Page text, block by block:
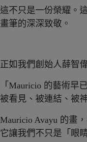
這不只是一份榮耀。
畫筆的深深致敬。
正如我們創始人薛智
「Mauricio 的藝術
被看見、被連結、被
Mauricio Avayu 的畫
它讓我們不只是「眼